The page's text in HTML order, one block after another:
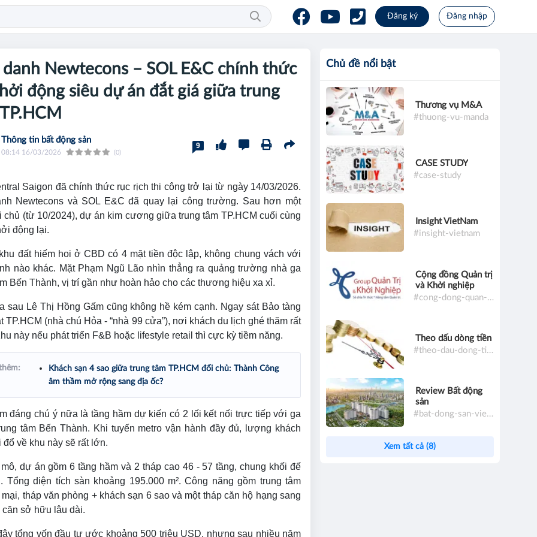
Đăng ký Đăng nhập
Newtecons – SOL E&C chính thức
động siêu dự án đắt giá giữa trung
Thông tin bất động sản
08:14 16/03/2026 (0)
9
Saigon đã chính thức rục rịch thi công trở lại từ ngày 14/03/2026.
Newtecons và SOL E&C đã quay lại công trường. Sau hơn một
chủ (từ 10/2024), dự án kim cương giữa trung tâm TP.HCM cuối cùng
động lại.
đất hiếm hoi ở CBD có 4 mặt tiền độc lập, không chung vách với
nào khác. Mặt Phạm Ngũ Lão nhìn thẳng ra quảng trường nhà ga
Bến Thành, vị trí gần như hoàn hảo cho các thương hiệu xa xỉ.
sau Lê Thị Hồng Gấm cũng không hề kém cạnh. Ngay sát Bảo tàng
TP.HCM (nhà chú Hỏa - “nhà 99 cửa”), nơi khách du lịch ghé thăm rất
này nếu phát triển F&B hoặc lifestyle retail thì cực kỳ tiềm năng.
Khách sạn 4 sao giữa trung tâm TP.HCM đổi chủ: Thành Công
âm thầm mở rộng sang địa ốc?
đáng chú ý nữa là tầng hầm dự kiến có 2 lối kết nối trực tiếp với ga
tâm Bến Thành. Khi tuyến metro vận hành đầy đủ, lượng khách
đổ về khu này sẽ rất lớn.
dự án gồm 6 tầng hầm và 2 tháp cao 46 - 57 tầng, chung khối đế
Tổng diện tích sàn khoảng 195.000 m². Công năng gồm trung tâm
tháp văn phòng + khách sạn 6 sao và một tháp căn hộ hạng sang
sở hữu lâu dài.
tổng vốn đầu tư ước khoảng 500 triệu USD, nhưng sau nhiều năm
Chủ đề nổi bật
Thương vụ M&A
#thuong-vu-manda
CASE STUDY
#case-study
Insight VietNam
#insight-vietnam
Cộng đồng Quản trị
và Khởi nghiệp
#cong-dong-quan-tri-va-khoi-nghiep
Theo dấu dòng tiền
#theo-dau-dong-tien
Review Bất động
sản
#bat-dong-san-viet-nam
Xem tất cả (8)